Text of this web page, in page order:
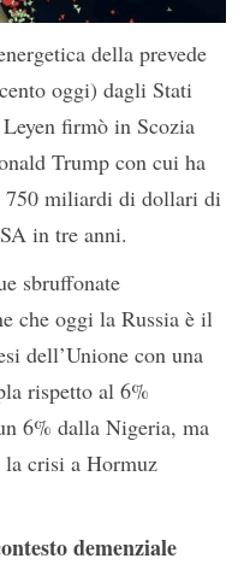
della prevede
oggi) dagli Stati
firmò in Scozia
Trump con cui ha
750 miliardi di dollari di
in tre anni.
sbruffonate
che oggi la Russia è il
dell’Unione con una
rispetto al 6%
6% dalla Nigeria, ma
la crisi a Hormuz
demenziale